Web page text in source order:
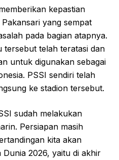
kepastian
yang sempat
pada bagian atapnya.
tersebut telah teratasi dan
untuk digunakan sebagai
PSSI sendiri telah
ke stadion tersebut.
sudah melakukan
Persiapan masih
kita akan
2026, yaitu di akhir